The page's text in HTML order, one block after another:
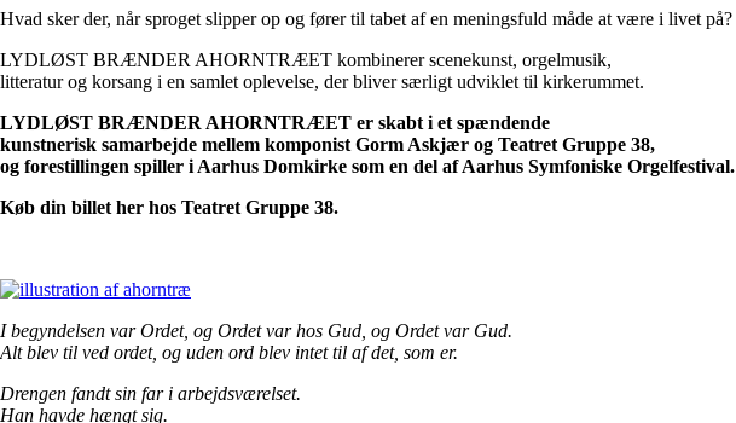
Hvad sker der, når sproget slipper op og fører til tabet af en meningsfuld måde at være i livet på?
LYDLØST BRÆNDER AHORNTRÆET kombinerer scenekunst, orgelmusik,
litteratur og korsang i en samlet oplevelse, der bliver særligt udviklet til kirkerummet.
LYDLØST BRÆNDER AHORNTRÆET er skabt i et spændende
kunstnerisk samarbejde mellem komponist Gorm Askjær og Teatret Gruppe 38,
og forestillingen spiller i Aarhus Domkirke som en del af Aarhus Symfoniske Orgelfestival.
Køb din billet her hos Teatret Gruppe 38.
I begyndelsen var Ordet, og Ordet var hos Gud, og Ordet var Gud.
Alt blev til ved ordet, og uden ord blev intet til af det, som er.
Drengen fandt sin far i arbejdsværelset.
Han havde hængt sig.